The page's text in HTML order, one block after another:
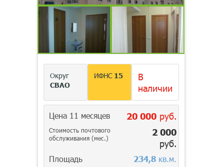
Округ
СВАО
ИФНС 15
В
наличии
Цена 11 месяцев 20 000руб.
Стоимость почтового
обслуживания (мес.)
2 000
руб.
Площадь 234,8кв.м.